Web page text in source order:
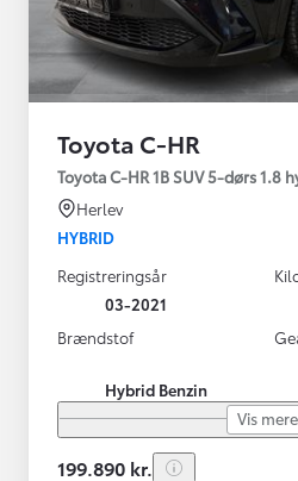
Toyota C-HR
Toyota C-HR 1B SUV 5-dørs 1.8
Herlev
HYBRID
Registreringsår
03-2021
Brændstof
Hybrid Benzin
Vis mere
199.890 kr.